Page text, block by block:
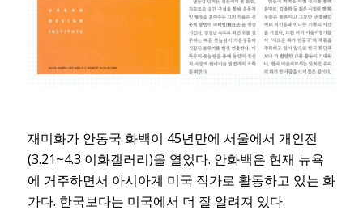
재미화가 안동국 화백이 45년만에 서울에서 개인전
(3.21~4.3 이화갤러리)을 열었다. 안화백은 현재 뉴욕
에 거주하면서 아시아계 미국 작가로 활동하고 있는 화
가다. 한국보다는 미국에서 더 잘 알려져 있다.